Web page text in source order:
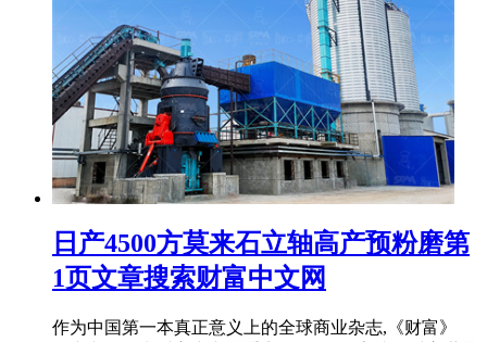
日产4500方莫来石立轴高产预粉磨第
1页文章搜索财富中文网
作为中国第一本真正意义上的全球商业杂志,《财富》